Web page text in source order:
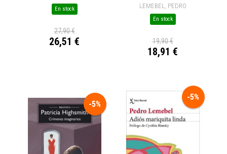
En stock
27,90 €
26,51 €
LEMEBEL, PEDRO
En stock
19,90 €
18,91 €
-5%
-5%